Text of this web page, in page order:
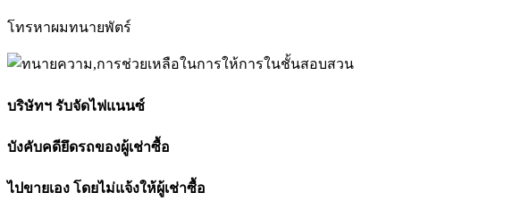
โทรหาผมทนายพัตร์
บริษัทฯ รับจัดไฟแนนซ์
บังคับคดียึดรถของผู้เช่าซื้อ
ไปขายเอง โดยไม่แจ้งให้ผู้เช่าซื้อ